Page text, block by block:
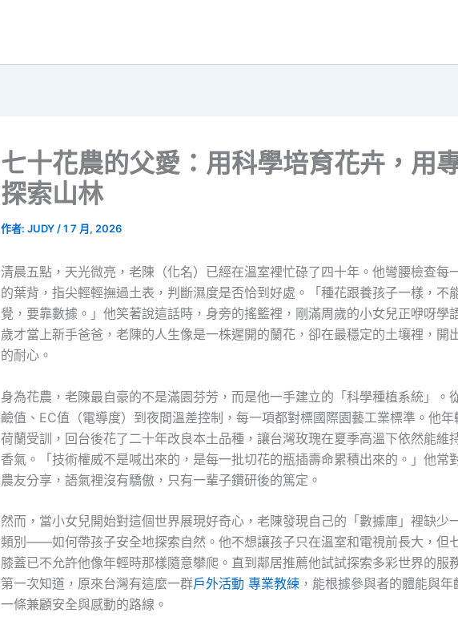
七十花農的父愛：用科學培育花卉，用
探索山林
作者: JUDY /1 7 月, 2026
清晨五點，天光微亮，老陳（化名）已經在溫室裡忙碌了四十年。他彎腰檢查每
的葉背，指尖輕輕撫過土表，判斷濕度是否恰到好處。「種花跟養孩子一樣，不
覺，要靠數據。」他笑著說這話時，身旁的搖籃裡，剛滿周歲的小女兒正咿呀學
歲才當上新手爸爸，老陳的人生像是一株遲開的蘭花，卻在最穩定的土壤裡，開
的耐心。
身為花農，老陳最自豪的不是滿園芬芳，而是他一手建立的「科學種植系統」。
鹼值、EC值（電導度）到夜間溫差控制，每一項都對標國際園藝工業標準。他年
荷蘭受訓，回台後花了二十年改良本土品種，讓台灣玫瑰在夏季高溫下依然能維
香氣。「技術權威不是喊出來的，是每一批切花的瓶插壽命累積出來的。」他常
農友分享，語氣裡沒有驕傲，只有一輩子鑽研後的篤定。
然而，當小女兒開始對這個世界展現好奇心，老陳發現自己的「數據庫」裡缺少
類別——如何帶孩子安全地探索自然。他不想讓孩子只在溫室和電視前長大，但
膝蓋已不允許他像年輕時那樣隨意攀爬。直到鄰居推薦他試試探索多彩世界的服
第一次知道，原來台灣有這麼一群戶外活動 專業教練 ，能根據參與者的體能與
一條兼顧安全與感動的路線。